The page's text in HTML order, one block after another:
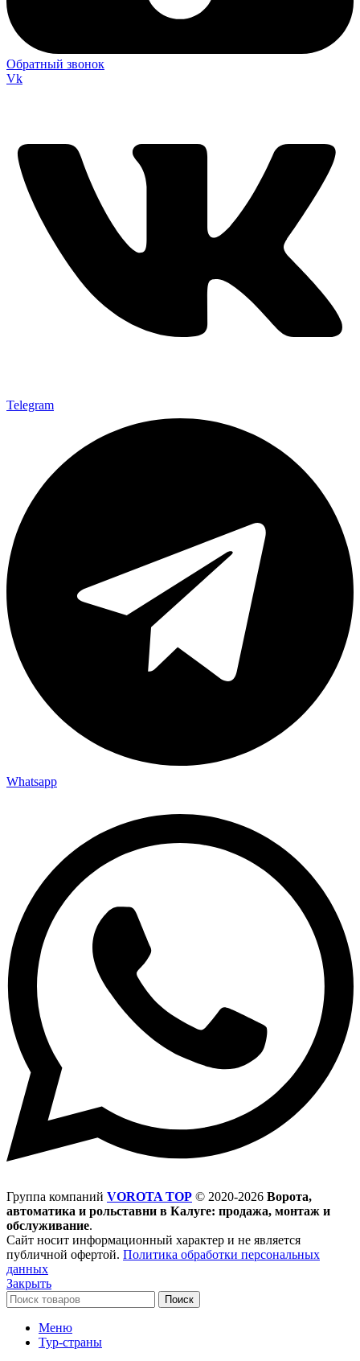
Обратный звонок
Vk
Telegram
Whatsapp
Группа компаний VOROTA TOP © 2020-2026 Ворота,
автоматика и рольставни в Калуге: продажа, монтаж и
обслуживание.
Сайт носит информационный характер и не является
публичной офертой. Политика обработки персональных
данных
Закрыть
Поиск
Меню
Тур-страны